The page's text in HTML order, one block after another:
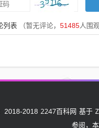
列表 （暂无评论， 51485人围观
2018-2018 2247百科网 基于
参阅，